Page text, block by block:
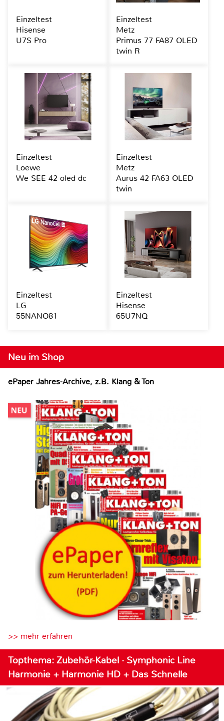
Neu im Shop
ePaper Jahres-Archive, z.B. Klang & Ton
>> mehr erfahren
Topthema: Zubehör-Kabel · Symphonic Line
Harmonie + Harmonie HD + Das Schnelle
Einzeltest
Hisense
U7S Pro
Einzeltest
Metz
Primus 77 FA87 OLED
twin R
Einzeltest
Loewe
We SEE 42 oled dc
Einzeltest
Metz
Aurus 42 FA63 OLED
twin
Einzeltest
LG
55NANO81
Einzeltest
Hisense
65U7NQ